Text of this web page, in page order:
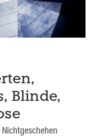
Blinde,
Nichtgeschehen